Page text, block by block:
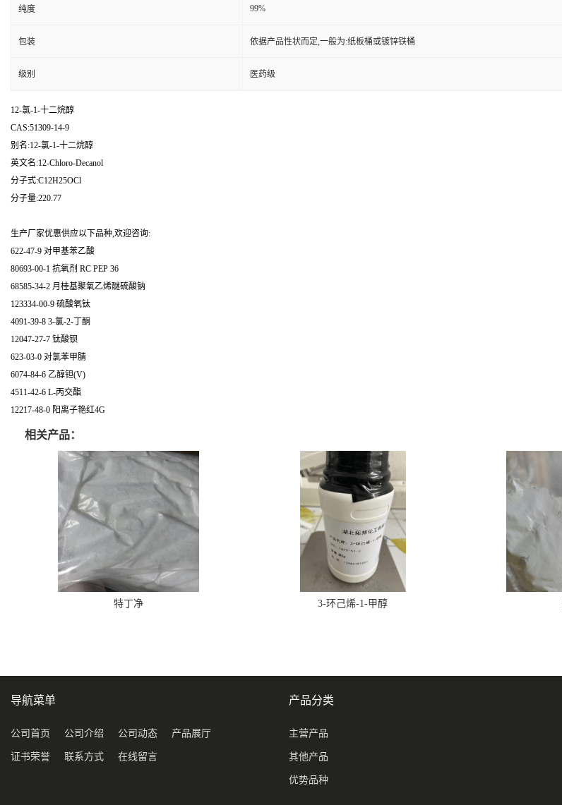
纯度 99%
包装 依据产品性状而定,一般为:纸板桶或镀锌铁桶
级别 医药级
12-氯-1-十二烷醇
CAS:51309-14-9
别名:12-氯-1-十二烷醇
英文名:12-Chloro-Decanol
分子式:C12H25OCl
分子量:220.77
生产厂家优惠供应以下品种,欢迎咨询:
622-47-9 对甲基苯乙酸
80693-00-1 抗氧剂 RC PEP 36
68585-34-2 月桂基聚氧乙烯醚硫酸钠
123334-00-9 硫酸氧钛
4091-39-8 3-氯-2-丁酮
12047-27-7 钛酸钡
623-03-0 对氯苯甲腈
6074-84-6 乙醇钽(V)
4511-42-6 L-丙交酯
12217-48-0 阳离子艳红4G
相关产品：
特丁净 3-环己烯-1-甲醇
导航菜单
公司首页 公司介绍 公司动态 产品展厅
证书荣誉 联系方式 在线留言
产品分类
主营产品
其他产品
优势品种